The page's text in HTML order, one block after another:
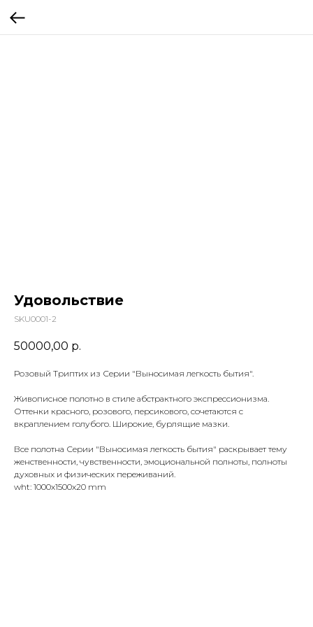
Удовольствие
SKU0001-2
50000,00 р.
Розовый Триптих из Серии "Выносимая легкость бытия".
Живописное полотно в стиле абстрактного экспрессионизма.
Оттенки красного, розового, персикового, сочетаются с
вкраплением голубого. Широкие, бурлящие мазки.
Все полотна Серии "Выносимая легкость бытия" раскрывает тему
женственности, чувственности, эмоциональной полноты, полноты
духовных и физических переживаний.
wht: 1000x1500x20 mm